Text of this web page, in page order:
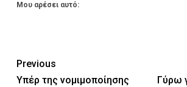
Μου αρέσει αυτό:
Previous
Υπέρ της νομιμοποίησης
Γύρω